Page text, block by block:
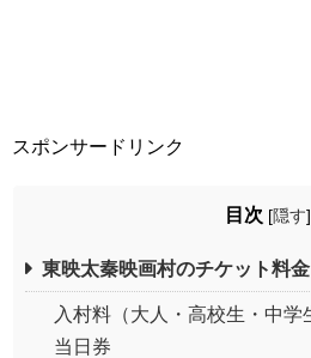
スポンサードリンク
目次 [隠す]
東映太秦映画村のチケット料金
入村料（大人・高校生・中学
当日券